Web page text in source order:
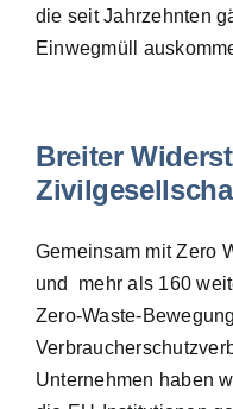
die seit Jahrzehnten
Einwegmüll
Breiter
Gemeinsam mit Zero
und mehr als 160
Zero-Waste-
Unternehmen haben